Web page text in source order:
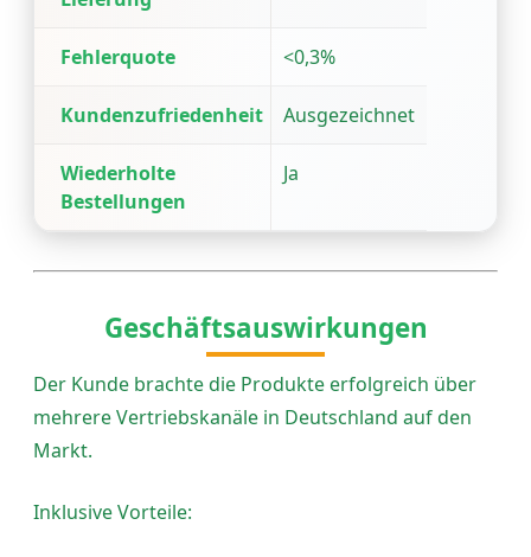
Fehlerquote <0,3%
Kundenzufriedenheit Ausgezeichnet
Wiederholte
Bestellungen
Ja
Geschäftsauswirkungen
Der Kunde brachte die Produkte erfolgreich über
mehrere Vertriebskanäle in Deutschland auf den
Markt.
Inklusive Vorteile: